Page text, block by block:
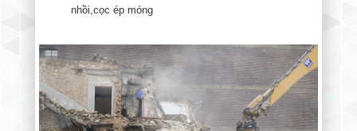
nhồi,cọc ép móng